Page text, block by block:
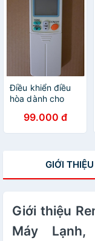
Điều khiển điều
hòa dành cho
Hàng chính hãng
99.000 đ
GIỚI THIỆU
Giới thiệu
Máy